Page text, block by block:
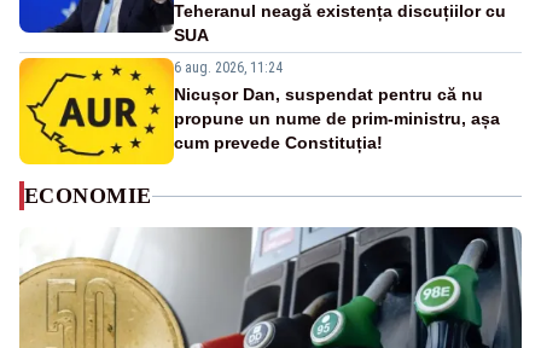
Teheranul neagă existența discuțiilor cu
SUA
6 aug. 2026, 11:24
Nicușor Dan, suspendat pentru că nu
propune un nume de prim-ministru, așa
cum prevede Constituția!
ECONOMIE